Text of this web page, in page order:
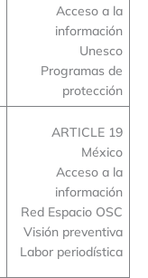
Acceso a la
información
Unesco
Programas de
protección
ARTICLE 19
México
Acceso a la
información
Red Espacio OSC
Visión preventiva
Labor periodística